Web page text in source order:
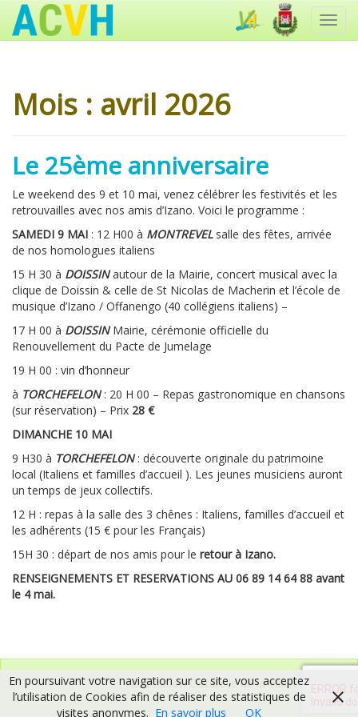
Mois : avril 2026
Le 25ème anniversaire
Le weekend des 9 et 10 mai, venez célébrer les festivités et les
retrouvailles avec nos amis d’Izano. Voici le programme :
SAMEDI 9 MAI : 12 H00 à MONTREVELsalle des fêtes, arrivée
de nos homologues italiens
15 H 30 à DOISSINautour de la Mairie, concert musical avec la
clique de Doissin & celle de St Nicolas de Macherin et l’école de
musique d’Izano / Offanengo (40 collégiens italiens) –
17 H 00 à DOISSINMairie, cérémonie officielle du
Renouvellement du Pacte de Jumelage
19 H 00 : vin d’honneur
à TORCHEFELON: 20 H 00 – Repas gastronomique en chansons
(sur réservation) – Prix 28 €
DIMANCHE 10 MAI
9 H30 à TORCHEFELON: découverte originale du patrimoine
local (Italiens et familles d’accueil ). Les jeunes musiciens auront
un temps de jeux collectifs.
12 H : repas à la salle des 3 chênes : Italiens, familles d’accueil et
les adhérents (15 € pour les Français)
15H 30 : départ de nos amis pour le retour à Izano.
RENSEIGNEMENTS ET RESERVATIONS AU 06 89 14 64 88 avant
le 4 mai.
Association Culturelle de la Vallée de l’Hien
En poursuivant votre navigation sur ce site, vous acceptez
l’utilisation de Cookies afin de réaliser des statistiques de
visites anonymes. En savoir plus OK